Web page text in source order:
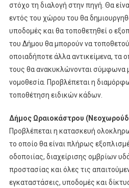
στόχο τη διαλογή στην πηγή. Θα
εντός του χώρου του θα
υποδομές και θα τοποθετηθεί ο
του Δήμου θα μπορούν να
οποιαδήποτε άλλα αντικείμενα, τα
τους θα ανακυκλώνονται σύμφωνα
νομοθεσία. Προβλέπεται η
τοποθέτηση ειδικών κάδων.
Δήμος Ωραιοκάστρου
Προβλέπεται η κατασκευή
το οποίο θα είναι πλήρως
οδοποιίας, διαχείρισης ομβρίων
προστασίας και όλες τις
εγκαταστάσεις, υποδομές και